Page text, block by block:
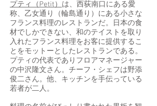
プティ（Petit） は、西荻南口にある愛
称、乙女通り（輪島通り）にある小さな
フランス料理のレストランだ。日本の食
材でしかできない、和のテイストを取り
入れたフランス料理をお客に提供するこ
とをモットーとしたレストランである。
プティの代表でありフロアマネージャー
の中沢隆文さん。チーフ・シェフは野添
俊二さん。他、キッチンを手伝っている
若者が二人。